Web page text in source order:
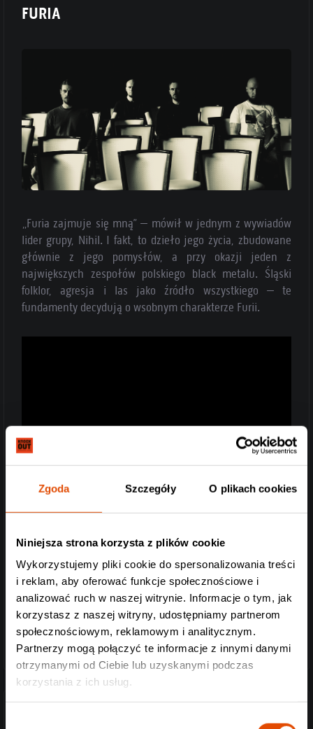
Zgoda Szczegóły O plikach cookies
Niniejsza strona korzysta z plików cookie
Wykorzystujemy pliki cookie do spersonalizowania treści
i reklam, aby oferować funkcje społecznościowe i
analizować ruch w naszej witrynie. Informacje o tym, jak
korzystasz z naszej witryny, udostępniamy partnerom
społecznościowym, reklamowym i analitycznym.
Partnerzy mogą połączyć te informacje z innymi danymi
otrzymanymi od Ciebie lub uzyskanymi podczas
korzystania z ich usług.
FURIA
„Furia zajmuje się mną” – mówił w jednym z wywiadów
lider grupy, Nihil. I fakt, to dzieło jego życia, zbudowane
głównie z jego pomysłów, a przy okazji jeden z
największych zespołów polskiego black metalu. Śląski
folklor, agresja i las jako źródło wszystkiego – te
fundamenty decydują o wsobnym charakterze Furii.